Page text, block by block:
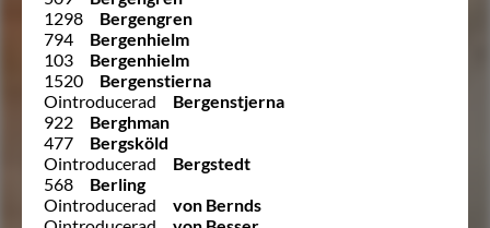
1298
Bergengren
794
Bergenhielm
103
Bergenhielm
1520
Bergenstierna
Ointroducerad
Bergenstjerna
922
Berghman
477
Bergsköld
Ointroducerad
Bergstedt
568
Berling
Ointroducerad
von Bernds